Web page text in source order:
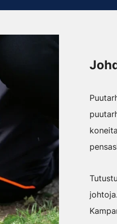
johtoja.